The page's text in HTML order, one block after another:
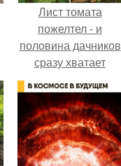
Лист томата
пожелтел - и
половина дачников
сразу хватает
удобрение.